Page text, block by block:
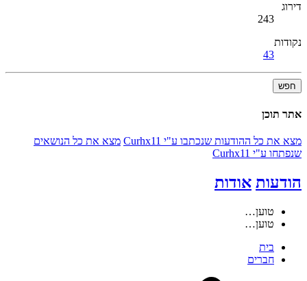
דירוג
243
נקודות
43
חפש
אתר תוכן
מצא את כל ההודעות שנכתבו ע"י Curhx11
מצא את כל הנושאים
שנפתחו ע"י Curhx11
הודעות אודות
טוען…
טוען…
בית
חברים